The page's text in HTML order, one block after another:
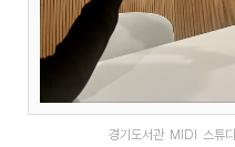
경기도서관 MIDI 스튜